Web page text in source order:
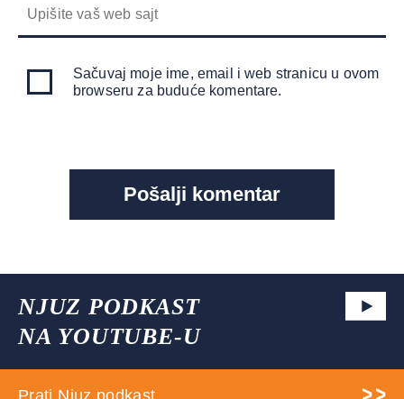
Sačuvaj moje ime, email i web stranicu u ovom
browseru za buduće komentare.
NJUZ PODKAST
NA YOUTUBE-U
Prati Njuz podkast